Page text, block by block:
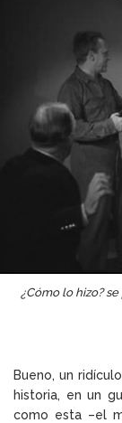
¿Cómo lo hizo?
Bueno, un
historia, en un
como esta –el